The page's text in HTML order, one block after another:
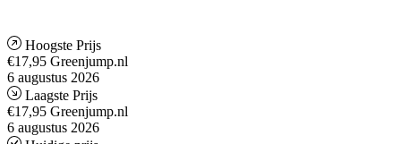
Hoogste Prijs
€17,95 Greenjump.nl
6 augustus 2026
Laagste Prijs
€17,95 Greenjump.nl
6 augustus 2026